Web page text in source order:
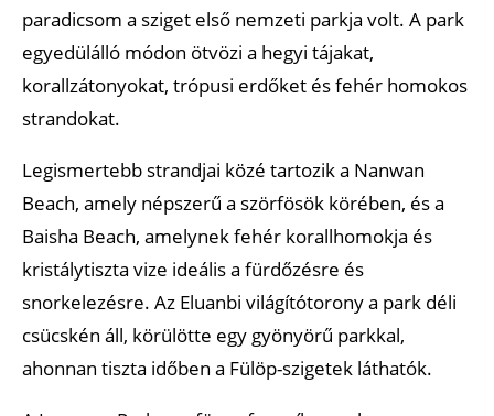
paradicsom a sziget első nemzeti parkja volt. A park
egyedülálló módon ötvözi a hegyi tájakat,
korallzátonyokat, trópusi erdőket és fehér homokos
strandokat.
Legismertebb strandjai közé tartozik a Nanwan
Beach, amely népszerű a szörfösök körében, és a
Baisha Beach, amelynek fehér korallhomokja és
kristálytiszta vize ideális a fürdőzésre és
snorkelezésre. Az Eluanbi világítótorony a park déli
csücskén áll, körülötte egy gyönyörű parkkal,
ahonnan tiszta időben a Fülöp-szigetek láthatók.